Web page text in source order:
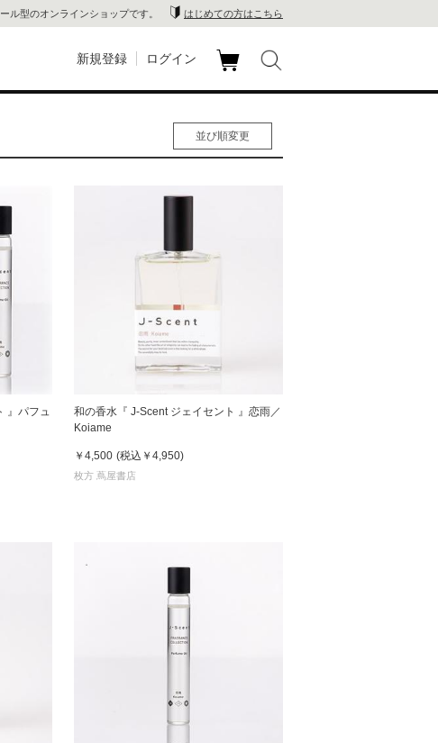
ル型のオンラインショップです。 はじめての方はこちら
屋書店
ート
新規登録 ログイン
並び順変更
人気順
』パフュ
和の香水『 J-Scent ジェイセント 』恋雨／
Koiame
￥4,500 (税込 ￥4,950)
枚方 蔦屋書店